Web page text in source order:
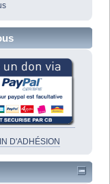
D'ADHÉSION